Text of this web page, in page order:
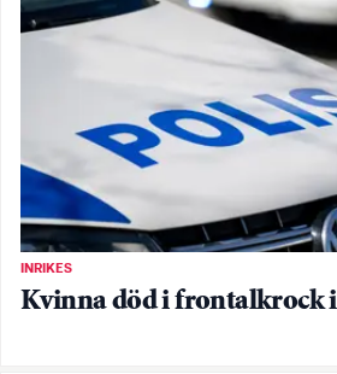
INRIKES
Kvinna död i frontalkrock